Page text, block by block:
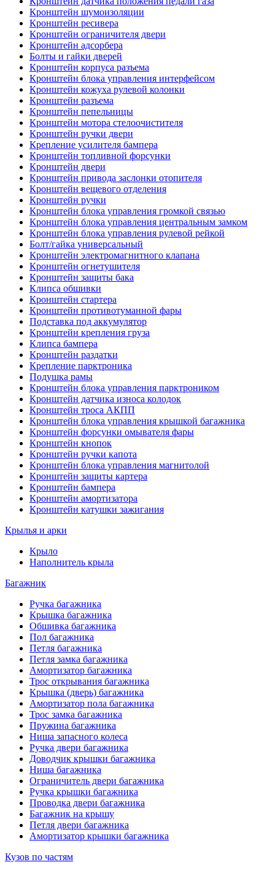
Кронштейн шумоизоляции
Кронштейн ресивера
Кронштейн ограничителя двери
Кронштейн адсорбера
Болты и гайки дверей
Кронштейн корпуса разъема
Кронштейн блока управления интерфейсом
Кронштейн кожуха рулевой колонки
Кронштейн разъема
Кронштейн пепельницы
Кронштейн мотора стелоочистителя
Кронштейн ручки двери
Крепление усилителя бампера
Кронштейн топливной форсунки
Кронштейн двери
Кронштейн привода заслонки отопителя
Кронштейн вещевого отделения
Кронштейн ручки
Кронштейн блока управления громкой связью
Кронштейн блока управления центральным замком
Кронштейн блока управления рулевой рейкой
Болт/гайка универсальный
Кронштейн электромагнитного клапана
Кронштейн огнетушителя
Кронштейн защиты бака
Клипса обшивки
Кронштейн стартера
Кронштейн противотуманной фары
Подставка под аккумулятор
Кронштейн крепления груза
Клипса бампера
Кронштейн раздатки
Крепление парктроника
Подушка рамы
Кронштейн блока управления парктроником
Кронштейн датчика износа колодок
Кронштейн троса АКПП
Кронштейн блока управления крышкой багажника
Кронштейн форсунки омывателя фары
Кронштейн кнопок
Кронштейн ручки капота
Кронштейн блока управления магнитолой
Кронштейн защиты картера
Кронштейн бампера
Кронштейн амортизатора
Кронштейн катушки зажигания
Крылья и арки
Крыло
Наполнитель крыла
Багажник
Ручка багажника
Крышка багажника
Обшивка багажника
Пол багажника
Петля багажника
Петля замка багажника
Амортизатор багажника
Трос открывания багажника
Крышка (дверь) багажника
Амортизатор пола багажника
Трос замка багажника
Пружина багажника
Ниша запасного колеса
Ручка двери багажника
Доводчик крышки багажника
Ниша багажника
Ограничитель двери багажника
Ручка крышки багажника
Проводка двери багажника
Багажник на крышу
Петля двери багажника
Амортизатор крышки багажника
Кузов по частям